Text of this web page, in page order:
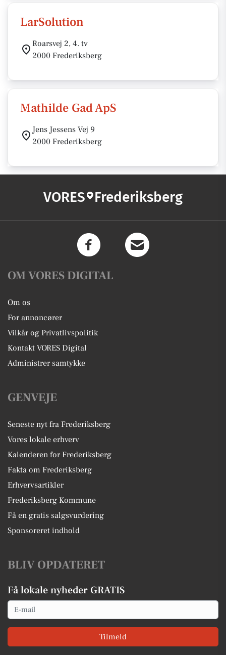
LarSolution
Roarsvej 2, 4. tv
2000 Frederiksberg
Mathilde Gad ApS
Jens Jessens Vej 9
2000 Frederiksberg
VORES Frederiksberg
OM VORES DIGITAL
Om os
For annoncører
Vilkår og Privatlivspolitik
Kontakt VORES Digital
Administrer samtykke
GENVEJE
Seneste nyt fra Frederiksberg
Vores lokale erhverv
Kalenderen for Frederiksberg
Fakta om Frederiksberg
Erhvervsartikler
Frederiksberg Kommune
Få en gratis salgsvurdering
Sponsoreret indhold
BLIV OPDATERET
Få lokale nyheder GRATIS
Email
Tilmeld